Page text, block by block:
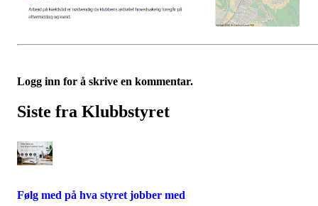
Logg inn for å skrive en kommentar.
Siste fra Klubbstyret
Følg med på hva styret jobber med